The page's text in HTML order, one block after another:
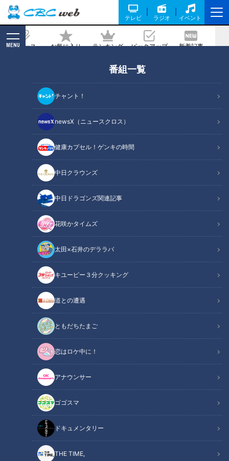
テレビ ラジオ イベント
ニュース お気に入り ランキング ピックアップ 新着記事
MENU
番組一覧
チャント！
newsX（ニュースクロス）
健康カプセル！ゲンキの時間
中日クラウンズ
中日ドラゴンズ関連記事
花咲かタイムズ
太田×石井のデララバ
キユーピー３分クッキング
道との遭遇
ともだちたまご
恋はロケ中に！
アナウンサー
ゴゴスマ
ドキュメンタリー
THE TIME,
に、一番人気の給食再現メニュー！愛知
県西尾市でなりゆきグルメ旅
2020/07/16 19:00
チャント！
なりゆきアフロ～どこに行けばいいですか？～